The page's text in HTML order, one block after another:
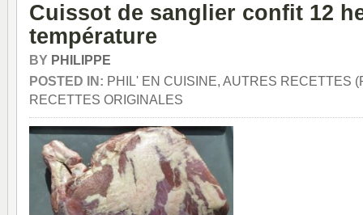
Cuissot de sanglier confit 12
température
BY PHILIPPE
POSTED IN: PHIL' EN CUISINE, AUTRES RECETTES
RECETTES ORIGINALES